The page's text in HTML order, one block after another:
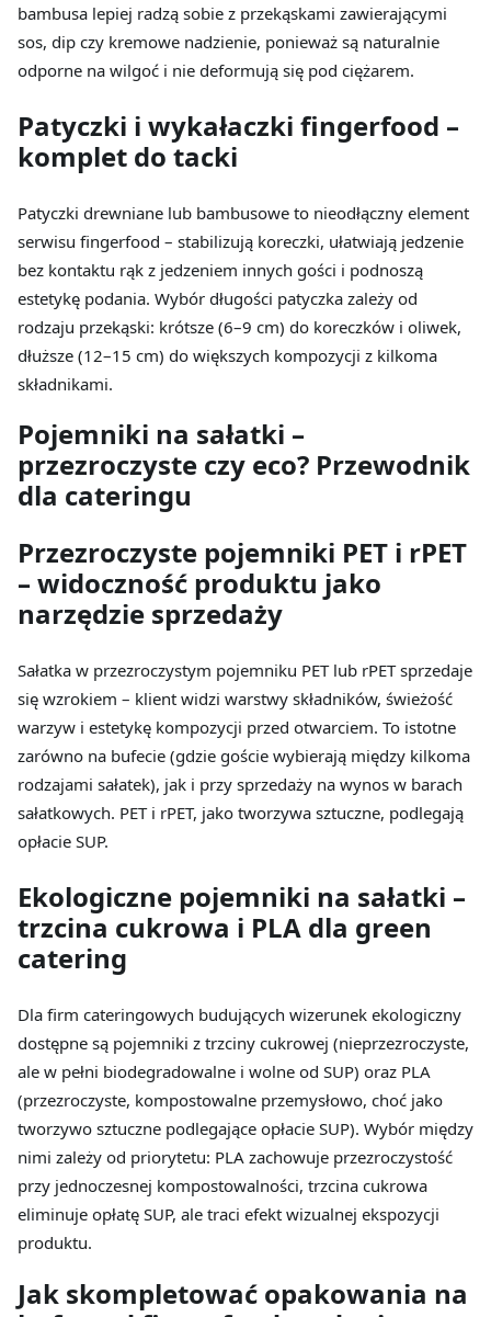
bambusa lepiej radzą sobie z przekąskami zawierającymi
sos, dip czy kremowe nadzienie, ponieważ są naturalnie
odporne na wilgoć i nie deformują się pod ciężarem.
Patyczki i wykałaczki fingerfood –
komplet do tacki
Patyczki drewniane lub bambusowe to nieodłączny element
serwisu fingerfood – stabilizują koreczki, ułatwiają jedzenie
bez kontaktu rąk z jedzeniem innych gości i podnoszą
estetykę podania. Wybór długości patyczka zależy od
rodzaju przekąski: krótsze (6–9 cm) do koreczków i oliwek,
dłuższe (12–15 cm) do większych kompozycji z kilkoma
składnikami.
Pojemniki na sałatki –
przezroczyste czy eco? Przewodnik
dla cateringu
Przezroczyste pojemniki PET i rPET
– widoczność produktu jako
narzędzie sprzedaży
Sałatka w przezroczystym pojemniku PET lub rPET sprzedaje
się wzrokiem – klient widzi warstwy składników, świeżość
warzyw i estetykę kompozycji przed otwarciem. To istotne
zarówno na bufecie (gdzie goście wybierają między kilkoma
rodzajami sałatek), jak i przy sprzedaży na wynos w barach
sałatkowych. PET i rPET, jako tworzywa sztuczne, podlegają
opłacie SUP.
Ekologiczne pojemniki na sałatki –
trzcina cukrowa i PLA dla green
catering
Dla firm cateringowych budujących wizerunek ekologiczny
dostępne są pojemniki z trzciny cukrowej (nieprzezroczyste,
ale w pełni biodegradowalne i wolne od SUP) oraz PLA
(przezroczyste, kompostowalne przemysłowo, choć jako
tworzywo sztuczne podlegające opłacie SUP). Wybór między
nimi zależy od priorytetu: PLA zachowuje przezroczystość
przy jednoczesnej kompostowalności, trzcina cukrowa
eliminuje opłatę SUP, ale traci efekt wizualnej ekspozycji
produktu.
Jak skompletować opakowania na